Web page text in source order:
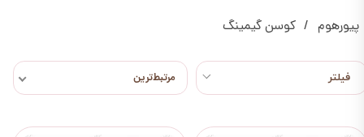
پیورهوم کوسن گیمینگ
مرتبط‌ترین